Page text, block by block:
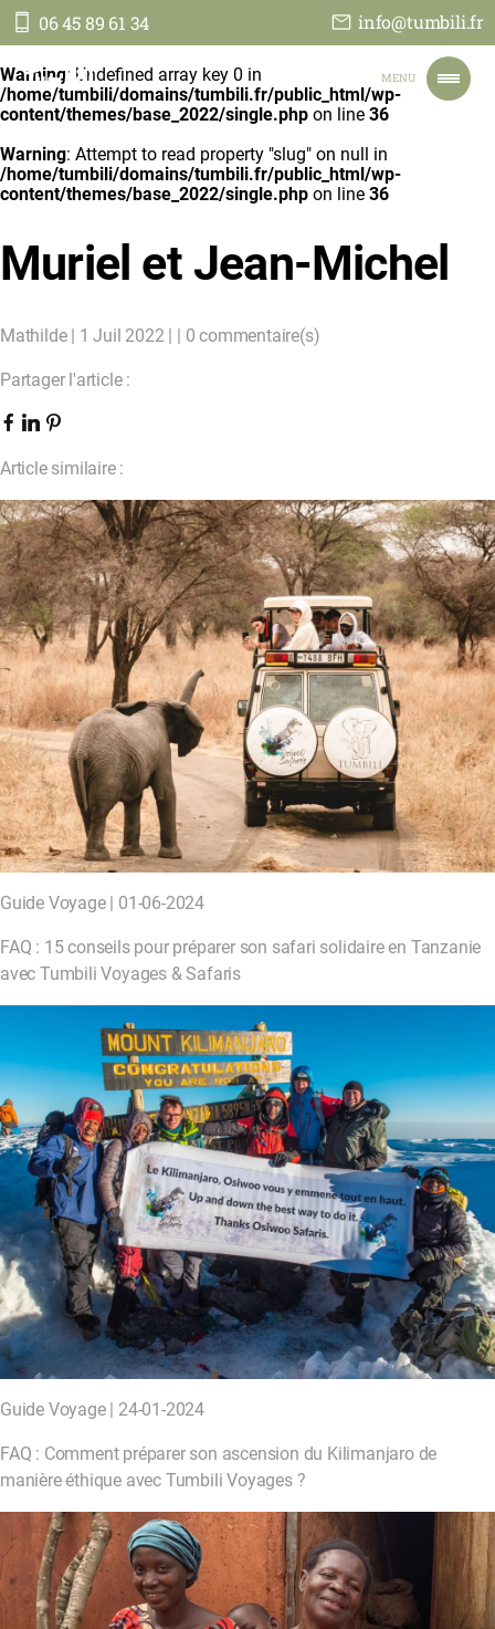
06 45 89 61 34 info@tumbili.fr
Tumbili MENU
ACCUEIL
NOS VOYAGES
TOUT SUR NOUS
JE PARS EN TANZANIE
FAIRE UN DON
Warning: Undefined array key 0 in
/home/tumbili/domains/tumbili.fr/public_html/wp-
content/themes/base_2022/single.php on line 36
Warning: Attempt to read property "slug" on null in
/home/tumbili/domains/tumbili.fr/public_html/wp-
content/themes/base_2022/single.php on line 36
Muriel et Jean-Michel
Mathilde | 1 Juil 2022 | | 0 commentaire(s)
Partager l'article :
Article similaire :
Guide Voyage | 01-06-2024
FAQ : 15 conseils pour préparer son safari solidaire en Tanzanie
avec Tumbili Voyages & Safaris
Guide Voyage | 24-01-2024
FAQ : Comment préparer son ascension du Kilimanjaro de
manière éthique avec Tumbili Voyages ?